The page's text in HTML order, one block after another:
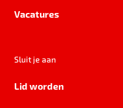
Vacatures
Sluit je aan
Lid worden